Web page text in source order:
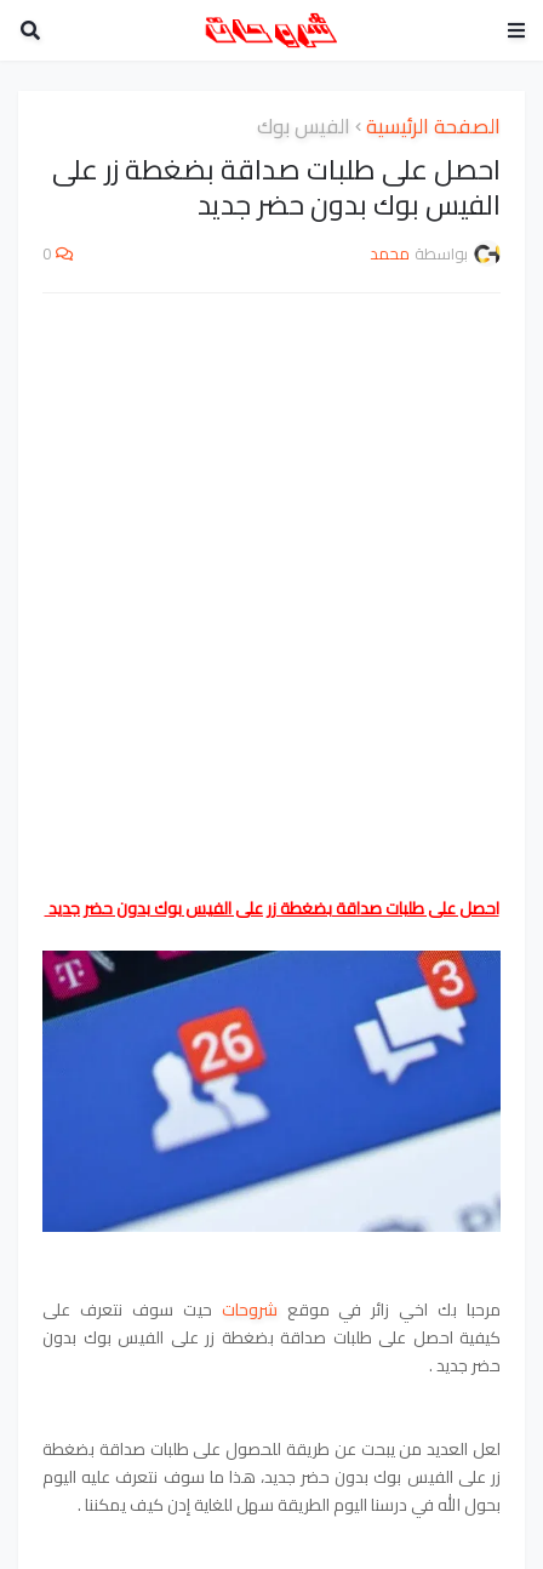
الصفحة الرئيسية الفيس بوك
احصل على طلبات صداقة بضغطة زر على
الفيس بوك بدون حضر جديد
بواسطة محمد 0
احصل على طلبات صداقة بضغطة زر على الفيس بوك بدون حضر جديد
مرحبا بك اخي زائر في موقع شروحات حيت سوف نتعرف على
كيفية احصل على طلبات صداقة بضغطة زر على الفيس بوك بدون
حضر جديد .
لعل العديد من يبحت عن طريقة للحصول على طلبات صداقة بضغطة
زر على الفيس بوك بدون حضر جديد، هذا ما سوف نتعرف عليه اليوم
بحول الله في درسنا اليوم الطريقة سهل للغاية إدن كيف يمكننا .